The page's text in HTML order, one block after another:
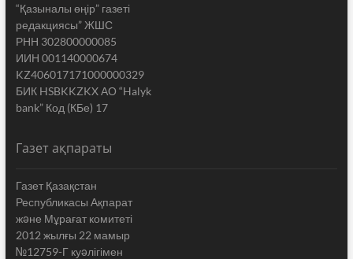
“Қазыналы өңір” газеті
редакциясы” ЖШС
РНН 302800000085
ИИН 001140000674
KZ406017171000000329
БИК HSBKKZKX АО “Halyk
bank” Код (КБе) 17
Газет ақпараты
Газет Қазақстан
Республикасы Ақпарат
жəне Мұрағат комитеті
2012 жылғы 22 мамыр
№12759-Г куəлігімен